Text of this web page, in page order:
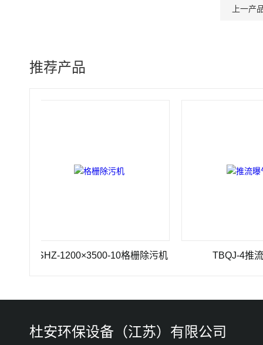
上一产
推荐产品
GSHZ-1200×3500-10格栅除污机 TBQJ-4推流曝气机
杜安环保设备（江苏）有限公司